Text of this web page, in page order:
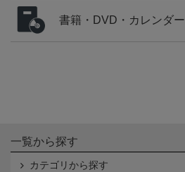
書籍・DVD・カレンダー
一覧から探す
カテゴリから探す